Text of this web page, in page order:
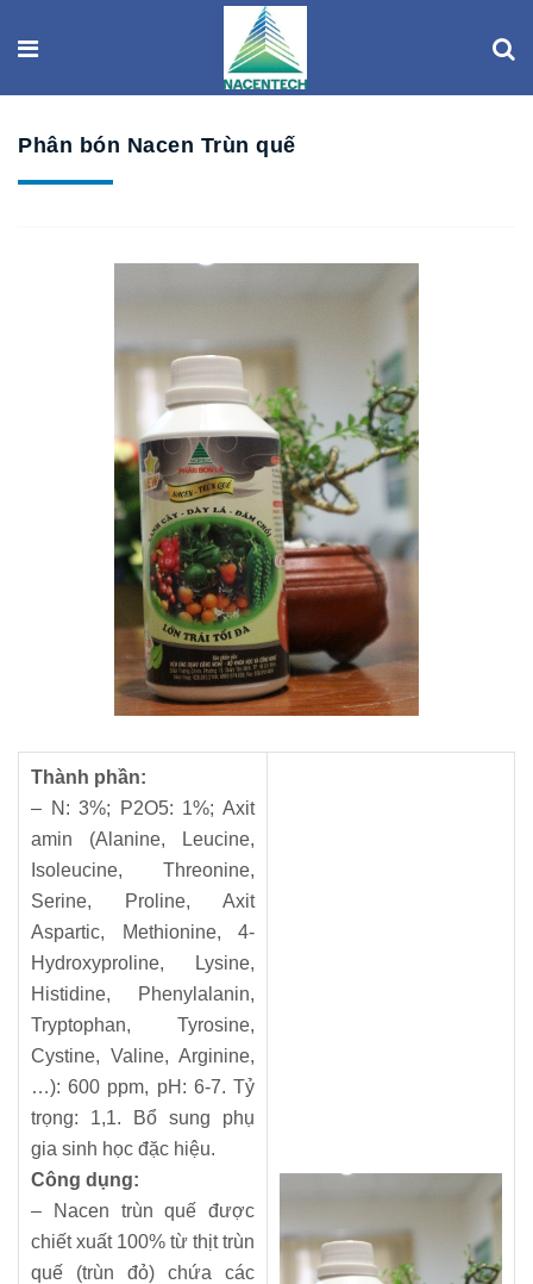
Phân bón Nacen Trùn quế
Thành phần:
– N: 3%; P2O5: 1%; Axit
amin (Alanine, Leucine,
Isoleucine, Threonine,
Serine, Proline, Axit
Aspartic, Methionine, 4-
Hydroxyproline, Lysine,
Histidine, Phenylalanin,
Tryptophan, Tyrosine,
Cystine, Valine, Arginine,
…): 600 ppm, pH: 6-7. Tỷ
trọng: 1,1. Bổ sung phụ
gia sinh học đặc hiệu.
Công dụng:
– Nacen trùn quế được
chiết xuất 100% từ thịt trùn
quế (trùn đỏ) chứa các